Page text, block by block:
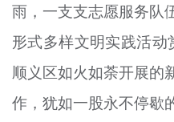
榜样人物
身边好人
文明评论
雨，一支支志愿服务队
形式多样文明实践活
顺义区如火如荼开展的
作，犹如一股永不停歇